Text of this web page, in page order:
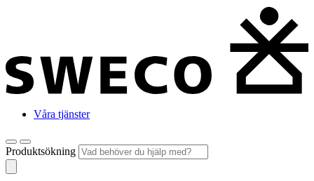
Våra tjänster
Produktsökning